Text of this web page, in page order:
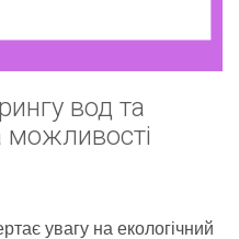
вод та
можливості
увагу на екологічний